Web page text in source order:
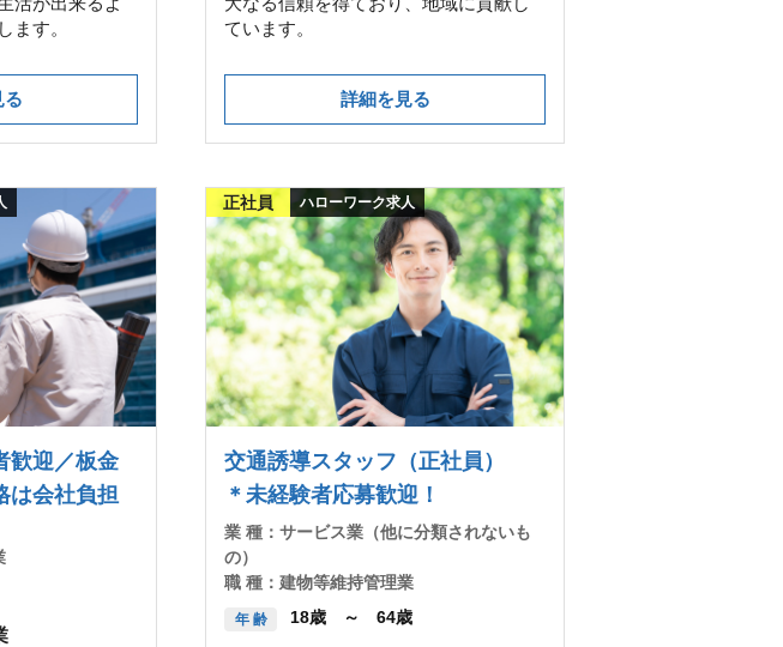
ます。
る
ています。
詳細を見る
歓迎／板金
は会社負担
正社員 ハローワーク求人
交通誘導スタッフ（正社員）
＊未経験者応募歓迎！
業 種： サービス業（他に分類されないも
の）
職 種： 建物等維持管理業
年 齢 18歳 ～ 64歳